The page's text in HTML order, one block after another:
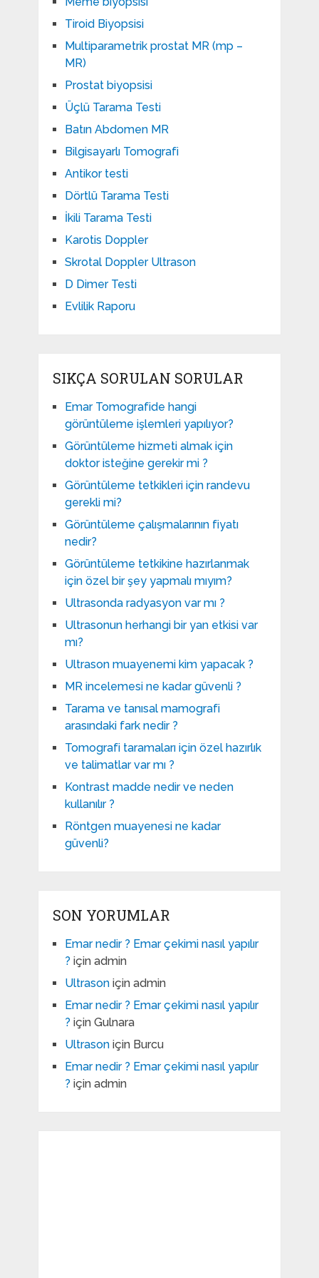
Tiroid Biyopsisi
Multiparametrik prostat MR (mp –
MR)
Prostat biyopsisi
Üçlü Tarama Testi
Batın Abdomen MR
Bilgisayarlı Tomografi
Antikor testi
Dörtlü Tarama Testi
İkili Tarama Testi
Karotis Doppler
Skrotal Doppler Ultrason​
D Dimer Testi
Evlilik Raporu
SIKÇA SORULAN SORULAR
Emar Tomografide hangi
görüntüleme işlemleri yapılıyor?
Görüntüleme hizmeti almak için
doktor isteğine gerekir mi ?
Görüntüleme tetkikleri için randevu
gerekli mi?
Görüntüleme çalışmalarının fiyatı
nedir?
Görüntüleme tetkikine hazırlanmak
için özel bir şey yapmalı mıyım?
Ultrasonda radyasyon var mı ?
Ultrasonun herhangi bir yan etkisi var
mı?
Ultrason muayenemi kim yapacak ?
MR incelemesi ne kadar güvenli ?
Tarama ve tanısal mamografi
arasındaki fark nedir ?
Tomografi taramaları için özel hazırlık
ve talimatlar var mı ?
Kontrast madde nedir ve neden
kullanılır ?
Röntgen muayenesi ne kadar
güvenli?
SON YORUMLAR
Emar nedir ? Emar çekimi nasıl yapılır
? için admin
Ultrasoniçin admin
Emar nedir ? Emar çekimi nasıl yapılır
? için Gulnara
Ultrasoniçin Burcu
Emar nedir ? Emar çekimi nasıl yapılır
? için admin